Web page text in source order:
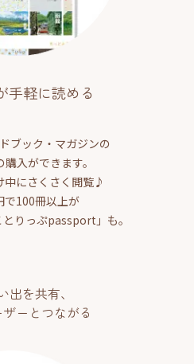
手軽に読める
ブック・マガジンの
入ができます。
中にさくさく閲覧♪
で100冊以上が
りっぷpassport」も。
出を共有、
ーとつながる